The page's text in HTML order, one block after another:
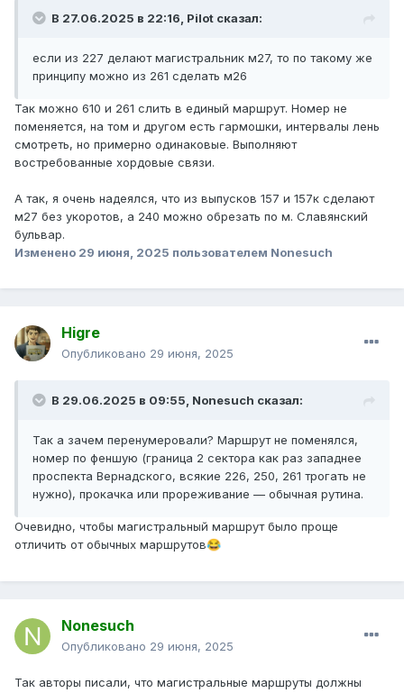
В 27.06.2025 в 22:16, Pilot сказал:
если из 227 делают магистральник м27, то по такому же
принципу можно из 261 сделать м26
Так можно 610 и 261 слить в единый маршрут. Номер не
поменяется, на том и другом есть гармошки, интервалы лень
смотреть, но примерно одинаковые. Выполняют
востребованные хордовые связи.
А так, я очень надеялся, что из выпусков 157 и 157к сделают
м27 без укоротов, а 240 можно обрезать по м. Славянский
бульвар.
Изменено 29 июня, 2025 пользователем Nonesuch
Higre
Опубликовано 29 июня, 2025
В 29.06.2025 в 09:55, Nonesuch сказал:
Так а зачем перенумеровали? Маршрут не поменялся,
номер по феншую (граница 2 сектора как раз западнее
проспекта Вернадского, всякие 226, 250, 261 трогать не
нужно), прокачка или прореживание — обычная рутина.
Очевидно, чтобы магистральный маршрут было проще
отличить от обычных маршрутов😂
Nonesuch
Опубликовано 29 июня, 2025
Так авторы писали, что магистральные маршруты должны